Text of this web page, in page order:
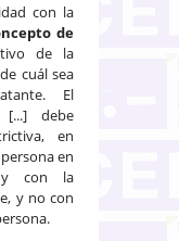
con la
de
de la
cuál sea
El
[...] debe
en
en
y con la
y no con